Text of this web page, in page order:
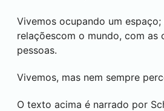
Vivemos ocupando um
relaçõescom o mundo, com as
pessoas.
Vivemos, mas nem sempre
O texto acima é narrado por